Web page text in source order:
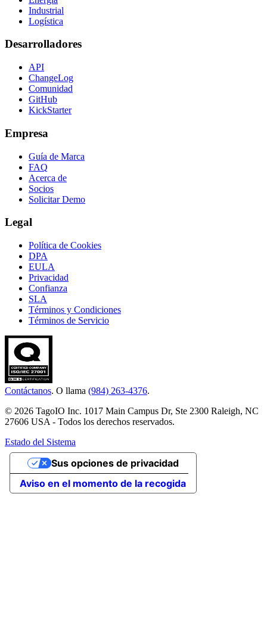
Industrial
Logística
Desarrolladores
API
ChangeLog
Comunidad
GitHub
KickStarter
Empresa
Guía de Marca
FAQ
Acerca de
Socios
Solicitar Demo
Legal
Política de Cookies
DPA
EULA
Privacidad
Confianza
SLA
Términos y Condiciones
Términos de Servicio
Contáctanos. O llama (984) 263-4376.
© 2026 TagoIO Inc. 1017 Main Campus Dr, Ste 2300 Raleigh, NC
27606 USA - Todos los derechos reservados.
Estado del Sistema
Aviso en el momento de la recogida
Sus opciones de privacidad